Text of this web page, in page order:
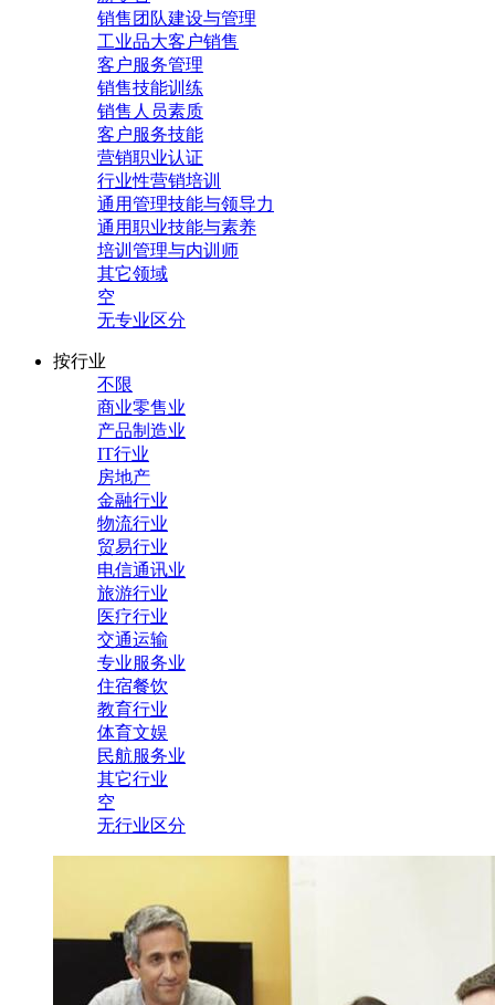
销售团队建设与管理
工业品大客户销售
客户服务管理
销售技能训练
销售人员素质
客户服务技能
营销职业认证
行业性营销培训
通用管理技能与领导力
通用职业技能与素养
培训管理与内训师
其它领域
空
无专业区分
按行业
不限
商业零售业
产品制造业
IT行业
房地产
金融行业
物流行业
贸易行业
电信通讯业
旅游行业
医疗行业
交通运输
专业服务业
住宿餐饮
教育行业
体育文娱
民航服务业
其它行业
空
无行业区分